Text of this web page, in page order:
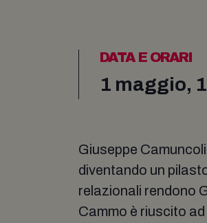
DATA E ORARI
1 maggio,
Giuseppe
diventando un
relazionali rendono
Cammo è riuscito